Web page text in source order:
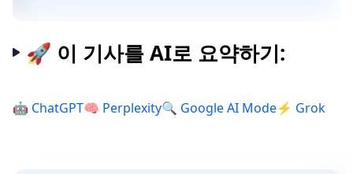
🚀 이 기사를 AI로 요약하기:
🤖 ChatGPT🧠 Perplexity🔍 Google AI Mode⚡ Grok